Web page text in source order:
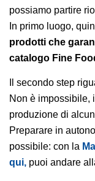
possiamo partire
In primo luogo,
prodotti che
catalogo Fine
Il secondo step
Non è impossibile,
produzione di
Preparare in
possibile: con la
qui, puoi andare